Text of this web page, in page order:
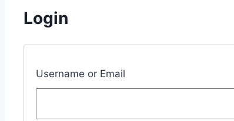
Login
Username or Email